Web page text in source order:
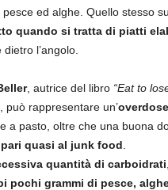
ed alghe. Quello stesso
quando si tratta di piatti
l’angolo.
, autrice del libro “Eat to
può rappresentare un’
a pasto, oltre che una buona
pari quasi al junk food
quantità di carboidrati
pochi grammi di pesce,